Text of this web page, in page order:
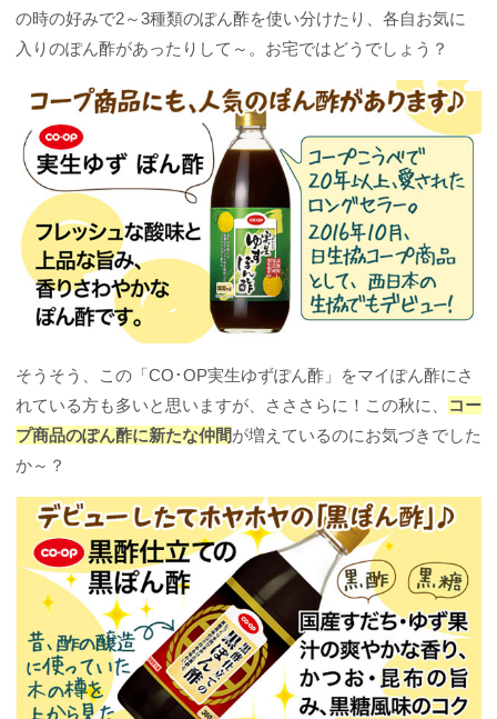
の時の好みで2～3種類のぽん酢を使い分けたり、各自お気に
入りのぽん酢があったりして～。お宅ではどうでしょう？
そうそう、この「CO･OP実生ゆずぽん酢」をマイぽん酢にさ
れている方も多いと思いますが、さささらに！この秋に、
コー
プ商品のぽん酢に新たな仲間が増えているのにお気づきでした
か～？